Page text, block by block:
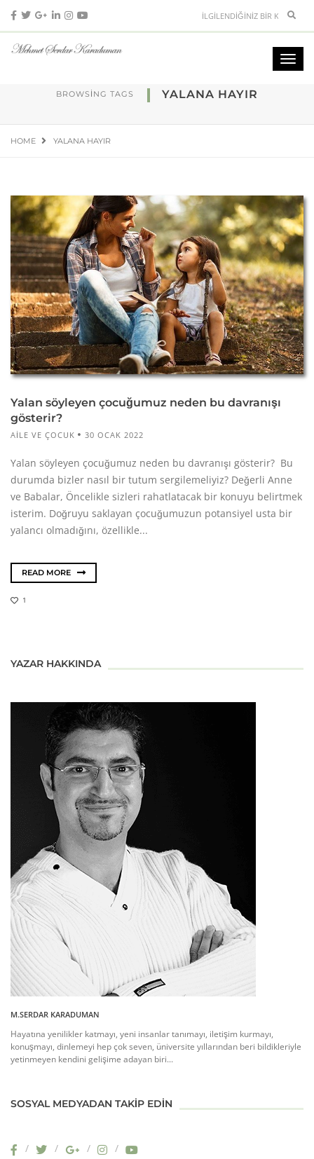
BROWSING TAGS YALANA HAYIR
HOME YALANA HAYIR
Yalan söyleyen çocuğumuz neden bu davranışı
gösterir?
AILE VE ÇOCUK 30 OCAK 2022
Yalan söyleyen çocuğumuz neden bu davranışı gösterir? Bu
durumda bizler nasıl bir tutum sergilemeliyiz? Değerli Anne
ve Babalar, Öncelikle sizleri rahatlatacak bir konuyu belirtmek
isterim. Doğruyu saklayan çocuğumuzun potansiyel usta bir
yalancı olmadığını, özellikle...
READ MORE
1
YAZAR HAKKINDA
M.SERDAR KARADUMAN
Hayatına yenilikler katmayı, yeni insanlar tanımayı, iletişim kurmayı,
konuşmayı, dinlemeyi hep çok seven, üniversite yıllarından beri bildikleriyle
yetinmeyen kendini gelişime adayan biri...
SOSYAL MEDYADAN TAKIP EDIN